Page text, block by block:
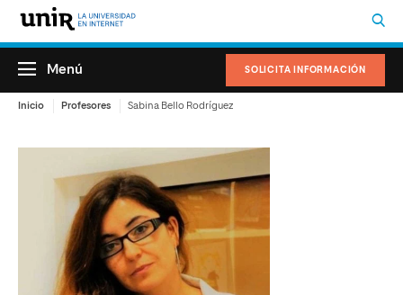
SOLICITA INFORMACIÓN
Menú
Inicio Profesores Sabina Bello Rodríguez